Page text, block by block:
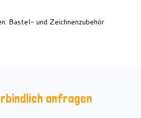
Bastel- und Zeichnenzubehör
anfragen